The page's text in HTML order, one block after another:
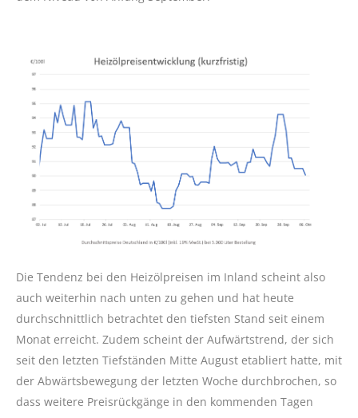
Die Tendenz bei den Heizölpreisen im Inland scheint also
auch weiterhin nach unten zu gehen und hat heute
durchschnittlich betrachtet den tiefsten Stand seit einem
Monat erreicht. Zudem scheint der Aufwärtstrend, der sich
seit den letzten Tiefständen Mitte August etabliert hatte, mit
der Abwärtsbewegung der letzten Woche durchbrochen, so
dass weitere Preisrückgänge in den kommenden Tagen